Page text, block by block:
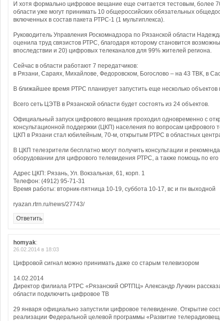
И хотя формально цифровое вещание еще считается тестовым, более
области уже могут принимать 10 общероссийских обязательных
включенных в состав пакета РТРС-1 (1 мультиплекса).
Руководитель Управления Роскомнадзора по Рязанской области
оценила труд связистов РТРС, благодаря которому становится
впоследствии и 20) цифровых телеканалов для 99% жителей региона.
Сейчас в области работают 7 передатчиков:
в Рязани, Сараях, Михайлове, Федоровском, Богослово – на 43 ТВК, в
В ближайшее время РТРС планирует запустить еще несколько
Всего сеть ЦЭТВ в Рязанской области будет состоять из 24 объектов.
Официальный запуск цифрового вещания проходил одновременно с
консультационной поддержки (ЦКП) населения по вопросам цифрового
ЦКП в Рязани стал юбилейным, 70-м, открытым РТРС в областных
В ЦКП телезрители бесплатно могут получить консультации и
оборудовании для цифрового телевидения РТРС, а также помощь по его
Адрес ЦКП: Рязань, Ул. Вокзальная, 61, корп. 1
Телефон: (4912) 95-71-31
Время работы: вторник-пятница 10-19, суббота 10-17, вс и пн выходной
ryazan.rtrn.ru/news/27743/
Ответить
homyak:
26.02.2014 в 18:03
Цифровой сигнал можно принимать даже со старым телевизором
14.02.2014
Директор филиала PTPC «Рязанский ОРТПЦ» Александр Лучкин
области подключить цифровое ТВ
29 января официально запустили цифровое телевидение. Открытие
реализации Федеральной целевой программы «Развитие